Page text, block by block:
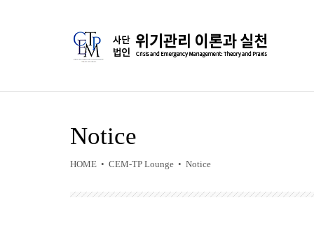
Notice
HOME • CEM-TP Lounge • Notice